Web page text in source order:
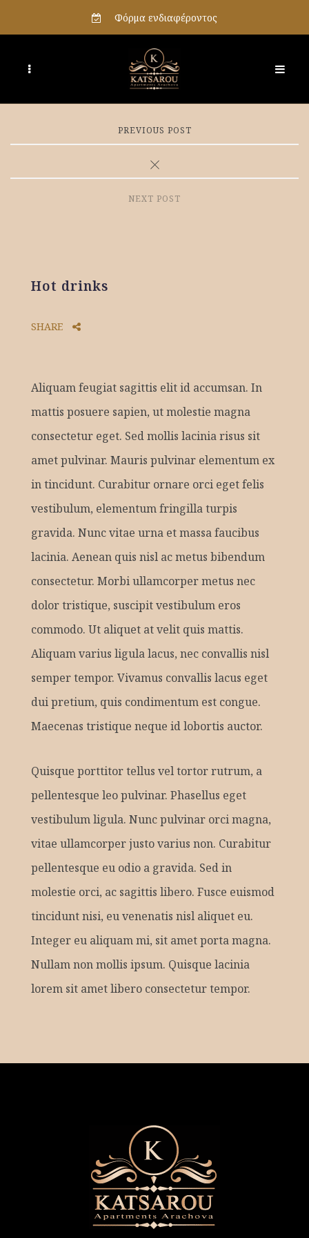
Φόρμα ενδιαφέροντος
PREVIOUS POST
NEXT POST
Hot drinks
SHARE
Aliquam feugiat sagittis elit id accumsan. In
mattis posuere sapien, ut molestie magna
consectetur eget. Sed mollis lacinia risus sit
amet pulvinar. Mauris pulvinar elementum ex
in tincidunt. Curabitur ornare orci eget felis
vestibulum, elementum fringilla turpis
gravida. Nunc vitae urna et massa faucibus
lacinia. Aenean quis nisl ac metus bibendum
consectetur. Morbi ullamcorper metus nec
dolor tristique, suscipit vestibulum eros
commodo. Ut aliquet at velit quis mattis.
Aliquam varius ligula lacus, nec convallis nisl
semper tempor. Vivamus convallis lacus eget
dui pretium, quis condimentum est congue.
Maecenas tristique neque id lobortis auctor.
Quisque porttitor tellus vel tortor rutrum, a
pellentesque leo pulvinar. Phasellus eget
vestibulum ligula. Nunc pulvinar orci magna,
vitae ullamcorper justo varius non. Curabitur
pellentesque eu odio a gravida. Sed in
molestie orci, ac sagittis libero. Fusce euismod
tincidunt nisi, eu venenatis nisl aliquet eu.
Integer eu aliquam mi, sit amet porta magna.
Nullam non mollis ipsum. Quisque lacinia
lorem sit amet libero consectetur tempor.